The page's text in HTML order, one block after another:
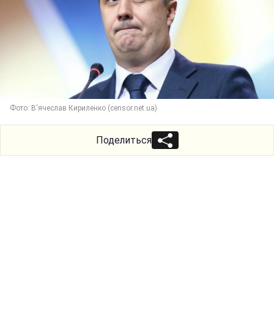
Фото: В'ячеслав Кириленко (censor.net.ua)
Поделиться